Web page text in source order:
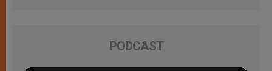
PODCAST